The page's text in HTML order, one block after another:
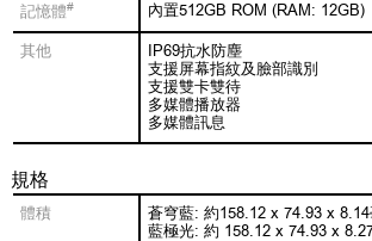
記憶體# 內置512GB ROM (RAM: 12GB)
其他
IP69抗水防塵
支援屏幕指紋及臉部識別
支援雙卡雙待
多媒體播放器
多媒體訊息
規格
體積
蒼穹藍: 約158.12 x 74.93 x
藍極光: 約 158.12 x 74.93 x